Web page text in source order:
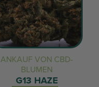
ANKAUF VON CBD-
BLUMEN
G13 HAZE